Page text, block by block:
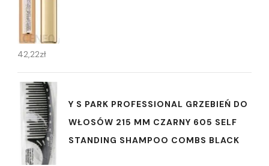
42,22zł
Y S PARK PROFESSIONAL GRZEBIEŃ DO
WŁOSÓW 215 MM CZARNY 605 SELF
STANDING SHAMPOO COMBS BLACK